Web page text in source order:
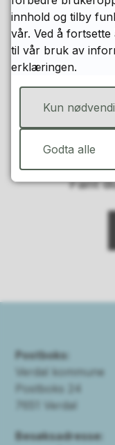
fungerer som
og regionale/
Innherred skal
Fant
Postboks:
Verdal kommune
Postboks 24
7651 Verdal
Besøksadresse:
innhold og tilby
vår. Ved å
til vår bruk av
erklæringen.
Kun
Godta alle